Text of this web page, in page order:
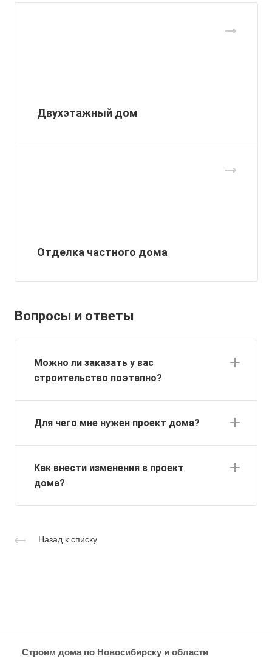
Двухэтажный дом
Отделка частного дома
Вопросы и ответы
Можно ли заказать у вас
строительство поэтапно?
Для чего мне нужен проект дома?
Как внести изменения в проект
дома?
Назад к списку
Строим дома по Новосибирску и области